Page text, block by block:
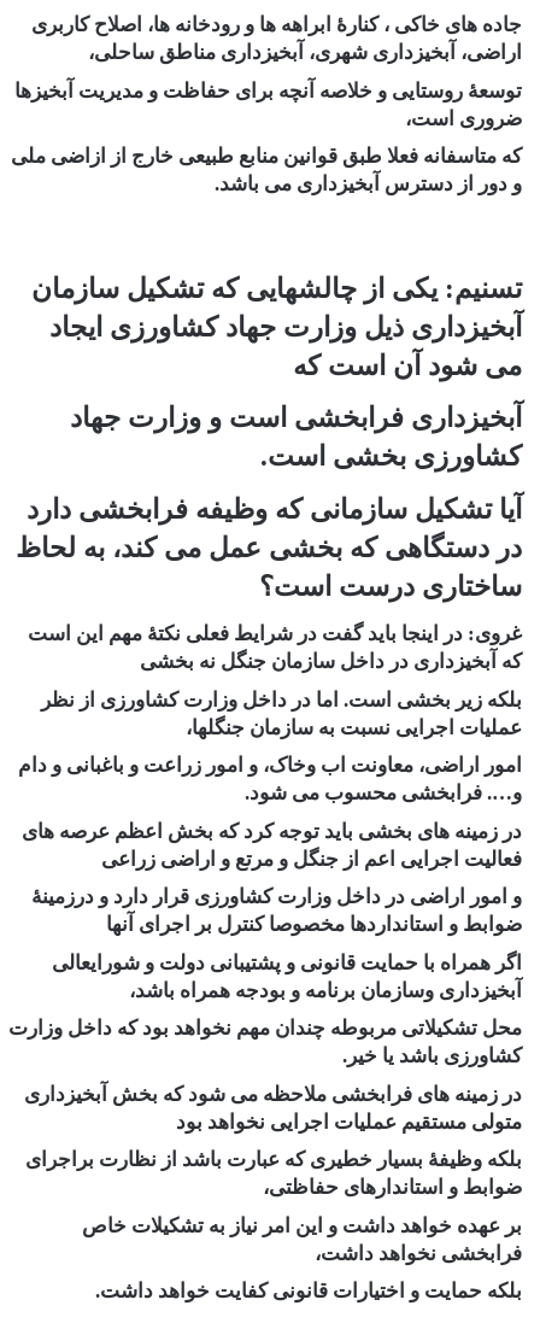
جاده های خاکی ، کنارۀ ابراهه ها و رودخانه ها، اصلاح کاربری
اراضی، آبخیزداری شهری، آبخیزداری مناطق ساحلی،
توسعۀ روستایی و خلاصه آنچه برای حفاظت و مدیریت آبخیزها
ضروری است،
که متاسفانه فعلا طبق قوانین منابع طبیعی خارج از ازاضی ملی
و دور از دسترس آبخیزداری می باشد.
تسنیم: یکی از چالشهایی که تشکیل سازمان
آبخیزداری ذیل وزارت جهاد کشاورزی ایجاد
می شود آن است که
آبخیزداری فرابخشی است و وزارت جهاد
کشاورزی بخشی است.
آیا تشکیل سازمانی که وظیفه فرابخشی دارد
در دستگاهی که بخشی عمل می کند، به لحاظ
ساختاری درست است؟
غروی: در اینجا باید گفت در شرایط فعلی نکتۀ مهم این است
که آبخیزداری در داخل سازمان جنگل نه بخشی
بلکه زیر بخشی است. اما در داخل وزارت کشاورزی از نظر
عملیات اجرایی نسبت به سازمان جنگلها،
امور اراضی، معاونت اب وخاک، و امور زراعت و باغبانی و دام
و…. فرابخشی محسوب می شود.
در زمینه های بخشی باید توجه کرد که بخش اعظم عرصه های
فعالیت اجرایی اعم از جنگل و مرتع و اراضی زراعی
و امور اراضی در داخل وزارت کشاورزی قرار دارد و درزمینۀ
ضوابط و استانداردها مخصوصا کنترل بر اجرای آنها
اگر همراه با حمایت قانونی و پشتیبانی دولت و شورایعالی
آبخیزداری وسازمان برنامه و بودجه همراه باشد،
محل تشکیلاتی مربوطه چندان مهم نخواهد بود که داخل وزارت
کشاورزی باشد یا خیر.
در زمینه های فرابخشی ملاحظه می شود که بخش آبخیزداری
متولی مستقیم عملیات اجرایی نخواهد بود
بلکه وظیفۀ بسیار خطیری که عبارت باشد از نظارت براجرای
ضوابط و استاندارهای حفاظتی،
بر عهده خواهد داشت و این امر نیاز به تشکیلات خاص
فرابخشی نخواهد داشت،
بلکه حمایت و اختیارات قانونی کفایت خواهد داشت.